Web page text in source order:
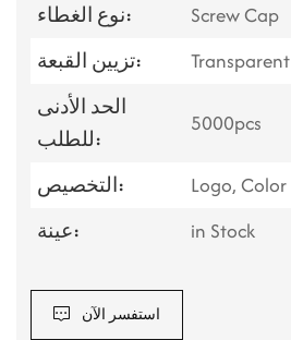
نوع الغطاء:
Screw Cap
تزيين القبعة:
Transparent
الحد الأدنى
للطلب:
5000pcs
التخصيص:
Logo, Color
عينة:
in Stock
استفسر الآن